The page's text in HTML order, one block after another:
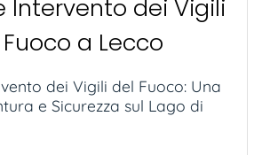
Intervento dei Vigili
a Lecco
dei Vigili del Fuoco: Una
e Sicurezza sul Lago di